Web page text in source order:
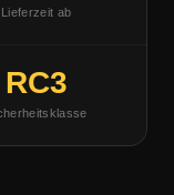
Lieferzeit ab
RC3